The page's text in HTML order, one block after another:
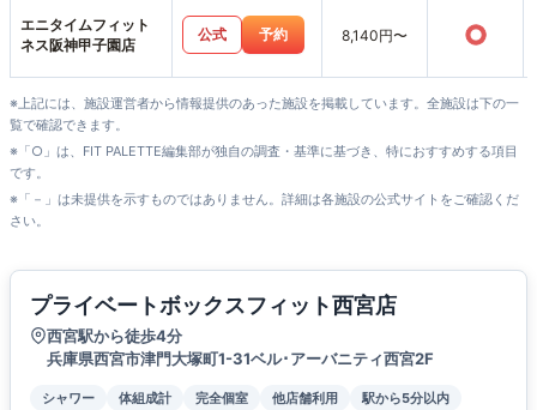
エニタイムフィット
ネス阪神甲子園店
公式 予約 8,140円〜 ○
※上記には、施設運営者から情報提供のあった施設を掲載しています。全施設は下の一
覧で確認できます。
※「○」は、FIT PALETTE編集部が独自の調査・基準に基づき、特におすすめする項目
です。
※「－」は未提供を示すものではありません。詳細は各施設の公式サイトをご確認くだ
さい。
プライベートボックスフィット西宮店
西宮駅から徒歩4分
兵庫県西宮市津門大塚町1-31ベル･アーバニティ西宮2F
シャワー 体組成計 完全個室 他店舗利用 駅から5分以内